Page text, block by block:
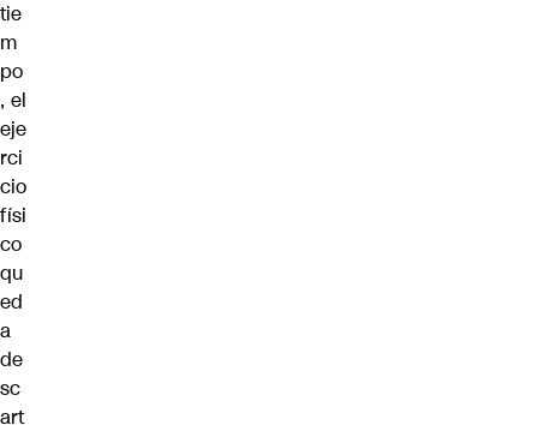
tie
m
po
, el
eje
rci
cio
físi
co
qu
ed
a
de
sc
art